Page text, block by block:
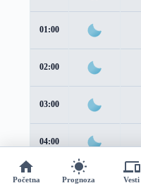
01:00
02:00
03:00
04:00
05:00
Početna Prognoza Vesti